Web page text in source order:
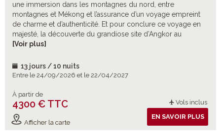
une immersion dans les montagnes du nord, entre
montagnes et Mékong et l’assurance d’un voyage empreint
de charme et d’authenticité. Et pour conclure ce voyage en
majesté, la découverte du grandiose site d’Angkor au
Cambodge
[Voir plus]
13 jours / 10 nuits
Entre le 24/09/2026 et le 22/04/2027
À partir de
4300 € TTC Vols inclus
Afficher la carte
EN SAVOIR PLUS